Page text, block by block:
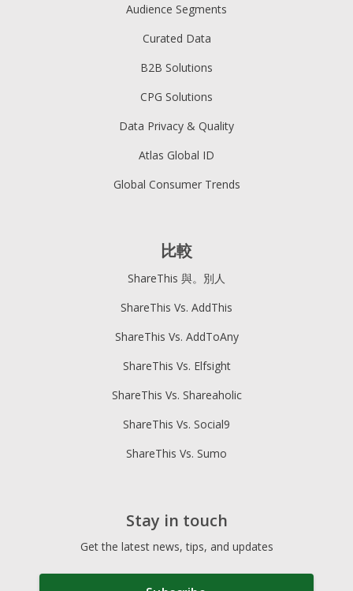
Audience Segments
Curated Data
B2B Solutions
CPG Solutions
Data Privacy & Quality
Atlas Global ID
Global Consumer Trends
比較
ShareThis 與。別人
ShareThis Vs. AddThis
ShareThis Vs. AddToAny
ShareThis Vs. Elfsight
ShareThis Vs. Shareaholic
ShareThis Vs. Social9
ShareThis Vs. Sumo
Stay in touch
Get the latest news, tips, and updates